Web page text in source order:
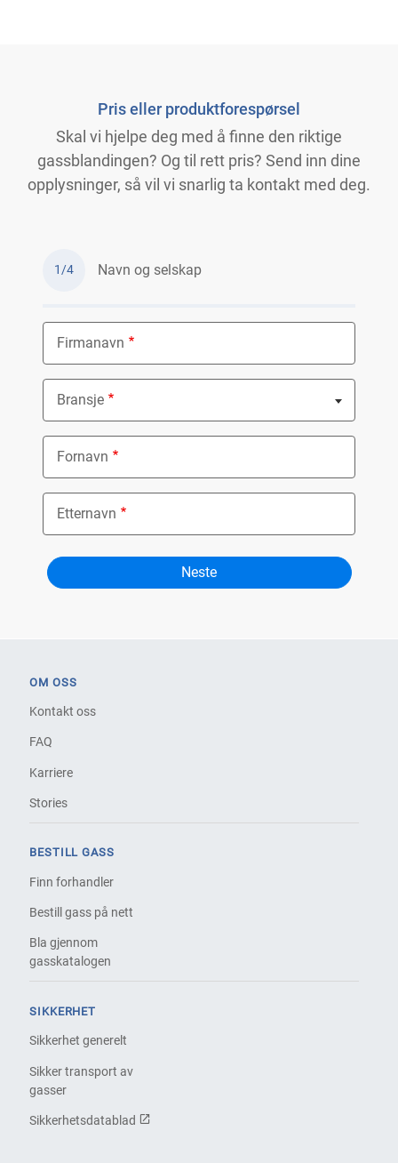
Pris eller produktforespørsel
Skal vi hjelpe deg med å finne den riktige
gassblandingen? Og til rett pris? Send inn dine
opplysninger, så vil vi snarlig ta kontakt med deg.
1/4 Navn og selskap
Firmanavn
Bransje
Nothing selected
Fornavn
Etternavn
OM OSS
Kontakt oss
FAQ
Karriere
Stories
BESTILL GASS
Finn forhandler
Bestill gass på nett
Bla gjennom
gasskatalogen
SIKKERHET
Sikkerhet generelt
Sikker transport av
gasser
Sikkerhetsdatablad